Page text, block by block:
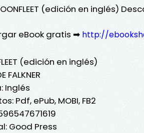
(edición en inglés)
eBook gratis ➡ http://
(edición en inglés)
FALKNER
Inglés
Pdf, ePub, MOBI, FB2
Good Press